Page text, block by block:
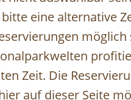
eine alternative
Zeit. Die
auf dieser Seite